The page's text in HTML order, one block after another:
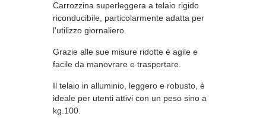
Carrozzina superleggera a telaio rigido
riconducibile, particolarmente adatta per
l'utilizzo giornaliero.
Grazie alle sue misure ridotte è agile e
facile da manovrare e trasportare.
Il telaio in alluminio, leggero e robusto, è
ideale per utenti attivi con un peso sino a
kg.100.